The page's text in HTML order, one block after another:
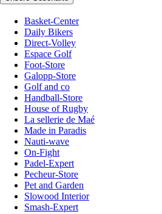
Basket-Center
Daily Bikers
Direct-Volley
Espace Golf
Foot-Store
Galopp-Store
Golf and co
Handball-Store
House of Rugby
La sellerie de Maé
Made in Paradis
Nauti-wave
On-Fight
Padel-Expert
Pecheur-Store
Pet and Garden
Slowood Interior
Smash-Expert